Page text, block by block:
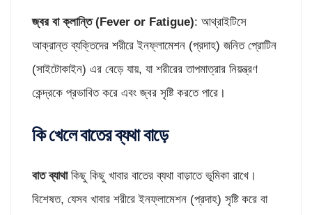
জ্বর বা ক্লান্তি (Fever or Fatigue): আথ্রাইটিসে
আক্রান্ত ব্যক্তিদের শরীরে ইনফ্লামেশন (প্রদাহ) জনিত প্রোটিন
(সাইটোকাইন) এর বেড়ে যায়, যা শরীরের তাপমাত্রার নিয়ন্ত্রণ
কেন্দ্রকে প্রভাবিত করে এবং জ্বর সৃষ্টি করতে পারে।
কি খেলে বাতের ব্যথা বাড়ে
বাত ব্যাথাকিছু কিছু খাবার বাতের ব্যথা বাড়াতে ভূমিকা রাখে।
বিশেষত, যেসব খাবার শরীরে ইনফ্লামেশন (প্রদাহ) সৃষ্টি করে বা